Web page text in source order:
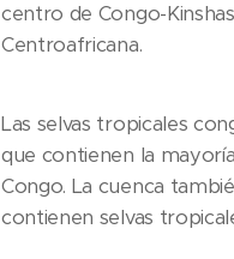
centro de Congo-
Centroafricana.
Las selvas tropicales
que contienen la
Congo. La cuenca
contienen selvas